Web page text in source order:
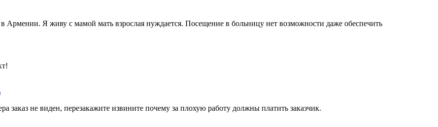
Армении. Я живу с мамой мать взрослая нуждается. Посещение в больницу нет возможности даже обеспечить
заказ не виден, перезакажите извините почему за плохую работу должны платить заказчик.